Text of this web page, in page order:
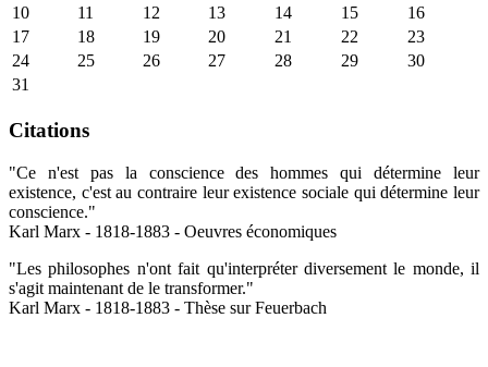
10
11 12 13 14 15
16
17
18 19 20 21 22
23
24
25 26 27 28 29
30
31
Citations
"Ce n'est pas la conscience des hommes qui détermine leur
existence, c'est au contraire leur existence sociale qui détermine leur
conscience."
Karl Marx - 1818-1883 - Oeuvres économiques
"Les philosophes n'ont fait qu'interpréter diversement le monde, il
s'agit maintenant de le transformer."
Karl Marx - 1818-1883 - Thèse sur Feuerbach